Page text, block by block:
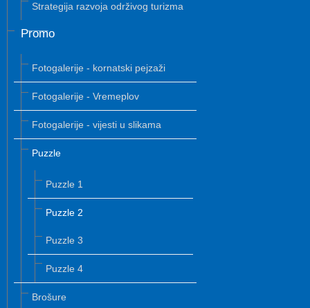
Strategija razvoja održivog turizma
Promo
Fotogalerije - kornatski pejzaži
Fotogalerije - Vremeplov
Fotogalerije - vijesti u slikama
Puzzle
Puzzle 1
Puzzle 2
Puzzle 3
Puzzle 4
Brošure